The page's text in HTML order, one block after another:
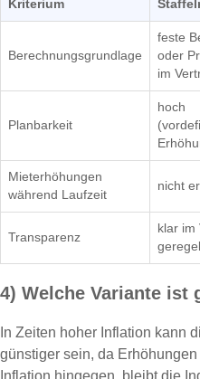
Kriterium
Berechnungsgrundlage
feste
oder
im
Planbarkeit
hoch
Mieterhöhungen
während Laufzeit
nicht
Transparenz
klar im
4) Welche Variante ist
In Zeiten hoher Inflation kann
günstiger sein, da
Inflation hingegen, bleibt die